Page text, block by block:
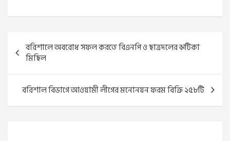
Post
navigation
বরিশালে অবরোধ সফল করতে বিএনপি ও ছাত্রদলের ঝটিকা
মিছিল
বরিশাল বিভাগে আওয়ামী লীগের মনোনয়ন ফরম বিক্রি ২৫৮টি